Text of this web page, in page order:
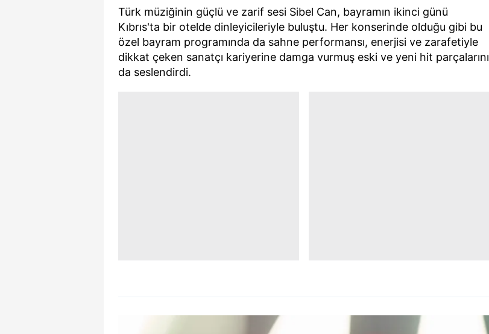
Türk müziğinin güçlü ve zarif sesi Sibel Can, bayramın ikinci günü
Kıbrıs'ta bir otelde dinleyicileriyle buluştu. Her konserinde olduğu gibi bu
özel bayram programında da sahne performansı, enerjisi ve zarafetiyle
dikkat çeken sanatçı kariyerine damga vurmuş eski ve yeni hit parçalarını
da seslendirdi.